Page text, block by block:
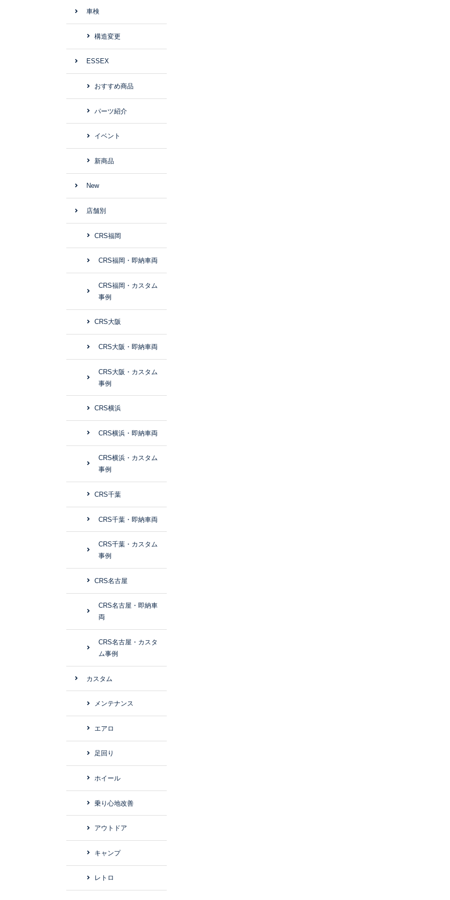
車検
構造変更
ESSEX
おすすめ商品
パーツ紹介
イベント
新商品
New
店舗別
CRS福岡
CRS福岡・即納車両
CRS福岡・カスタム
事例
CRS大阪
CRS大阪・即納車両
CRS大阪・カスタム
事例
CRS横浜
CRS横浜・即納車両
CRS横浜・カスタム
事例
CRS千葉
CRS千葉・即納車両
CRS千葉・カスタム
事例
CRS名古屋
CRS名古屋・即納車
両
CRS名古屋・カスタ
ム事例
カスタム
メンテナンス
エアロ
足回り
ホイール
乗り心地改善
アウトドア
キャンプ
レトロ